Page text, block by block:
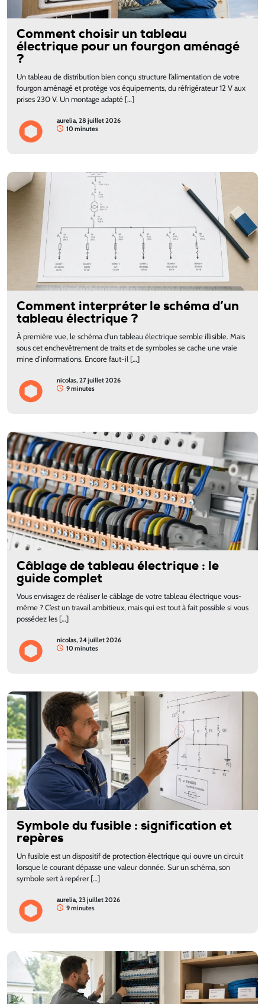
Comment choisir un tableau
électrique pour un fourgon aménagé
?
Un tableau de distribution bien conçu structure l’alimentation de votre
fourgon aménagé et protège vos équipements, du réfrigérateur 12 V aux
prises 230 V. Un montage adapté […]
aurelia, 28 juillet 2026
10 minutes
Comment interpréter le schéma d’un
tableau électrique ?
À première vue, le schéma d'un tableau électrique semble illisible. Mais
sous cet enchevêtrement de traits et de symboles se cache une vraie
mine d’informations. Encore faut-il […]
nicolas, 27 juillet 2026
9 minutes
Câblage de tableau électrique : le
guide complet
Vous envisagez de réaliser le câblage de votre tableau électrique vous-
même ? C’est un travail ambitieux, mais qui est tout à fait possible si vous
possédez les […]
nicolas, 24 juillet 2026
10 minutes
Symbole du fusible : signification et
repères
Un fusible est un dispositif de protection électrique qui ouvre un circuit
lorsque le courant dépasse une valeur donnée. Sur un schéma, son
symbole sert à repérer […]
aurelia, 23 juillet 2026
9 minutes